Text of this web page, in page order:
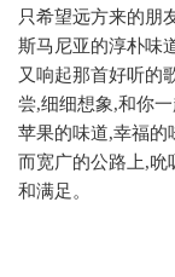
只希望远方来的朋
斯马尼亚的淳朴味
又响起那首好听的
尝,细细想象,和你
苹果的味道,幸福
而宽广的公路上,吮
和满足。